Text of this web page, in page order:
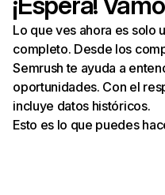
Lo que ves ahora es solo
completo. Desde los
Semrush te ayuda a
oportunidades. Con el
incluye datos históricos.
Esto es lo que puedes